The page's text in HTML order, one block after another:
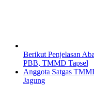
Berikut Penjelasan
PBB, TMMD Tapsel
Anggota Satgas
Jagung